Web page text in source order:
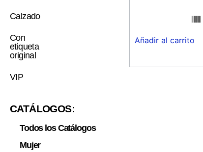
Calzado
Con
etiqueta
original
VIP
Añadir al carrito
CATÁLOGOS:
Todos los Catálogos
Mujer